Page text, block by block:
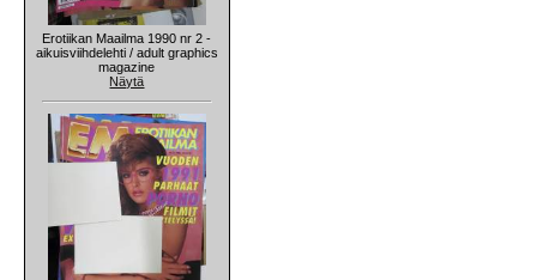
Erotiikan Maailma 1990 nr 2 -
aikuisviihdelehti / adult graphics
magazine
Näytä